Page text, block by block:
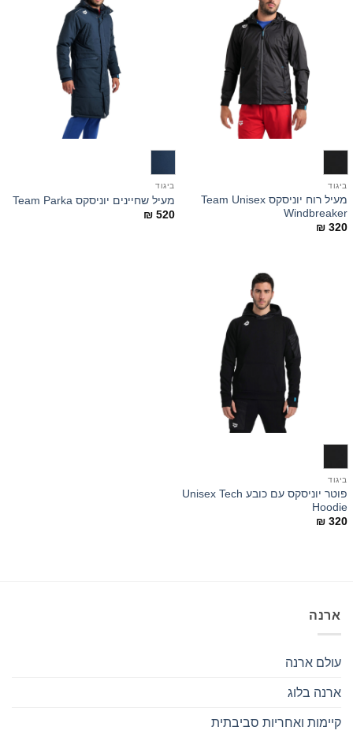
ביגוד
מעיל רוח יוניסקס Team Unisex
Windbreaker
₪ 320
ביגוד
מעיל שחיינים יוניסקס Team Parka
₪ 520
ביגוד
פוטר יוניסקס עם כובע Unisex Tech
Hoodie
₪ 320
ארנה
עולם ארנה
ארנה בלוג
קיימות ואחריות סביבתית